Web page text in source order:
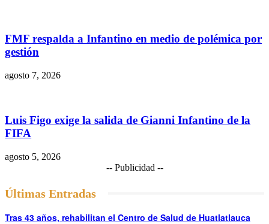
FMF respalda a Infantino en medio de polémica por
gestión
agosto 7, 2026
Luis Figo exige la salida de Gianni Infantino de la
FIFA
agosto 5, 2026
-- Publicidad --
Últimas Entradas
Tras 43 años, rehabilitan el Centro de Salud de Huatlatlauca